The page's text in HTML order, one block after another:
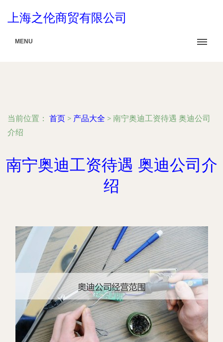
上海之伦商贸有限公司
MENU
当前位置： 首页 > 产品大全 > 南宁奥迪工资待遇 奥迪公司
介绍
南宁奥迪工资待遇 奥迪公司介
绍